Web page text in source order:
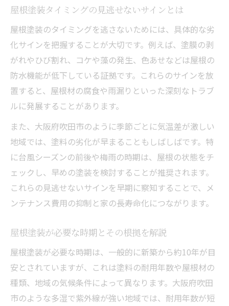
屋根塗装タイミングの見逃せないサインとは
屋根塗装のタイミングを逃さないためには、具体的な劣
化サインを把握することが大切です。例えば、塗膜の剥
がれやひび割れ、コケや藻の発生、色あせなどは屋根の
防水機能が低下している証拠です。これらのサインを放
置すると、屋根材の腐食や雨漏りといった深刻なトラブ
ルに発展することがあります。
また、大阪府吹田市のように季節ごとに気温差が激しい
地域では、塗料の劣化が早まることもしばしばです。特
に台風シーズンの前後や梅雨の時期は、屋根の状態をチ
ェックし、早めの塗装を検討することが推奨されます。
これらの見逃せないサインを早期に察知することで、メ
ンテナンス費用の抑制と家の長寿命化につながります。
屋根塗装が必要な時期とその根拠を解説
屋根塗装が必要な時期は、一般的に新築から約10年が目
安とされていますが、これは塗料の耐用年数や屋根材の
種類、地域の気候条件によって異なります。大阪府吹田
市のような多湿で紫外線が強い地域では、耐用年数が短